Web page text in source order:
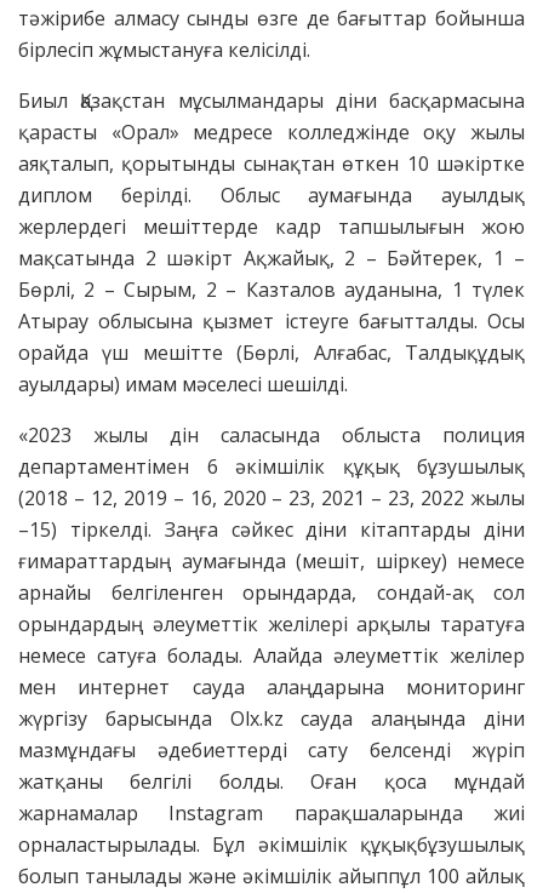
тәжірибе алмасу сынды өзге де бағыттар бойынша
бірлесіп жұмыстануға келісілді.
Биыл Қазақстан мұсылмандары діни басқармасына
қарасты «Орал» медресе колледжінде оқу жылы
аяқталып, қорытынды сынақтан өткен 10 шәкіртке
диплом берілді. Облыс аумағында ауылдық
жерлердегі мешіттерде кадр тапшылығын жою
мақсатында 2 шәкірт Ақжайық, 2 – Бәйтерек, 1 –
Бөрлі, 2 – Сырым, 2 – Казталов ауданына, 1 түлек
Атырау облысына қызмет істеуге бағытталды. Осы
орайда үш мешітте (Бөрлі, Алғабас, Талдықұдық
ауылдары) имам мәселесі шешілді.
«2023 жылы дін саласында облыста полиция
департаментімен 6 әкімшілік құқық бұзушылық
(2018 – 12, 2019 – 16, 2020 – 23, 2021 – 23, 2022 жылы
–15) тіркелді. Заңға сәйкес діни кітаптарды діни
ғимараттардың аумағында (мешіт, шіркеу) немесе
арнайы белгіленген орындарда, сондай-ақ сол
орындардың әлеуметтік желілері арқылы таратуға
немесе сатуға болады. Алайда әлеуметтік желілер
мен интернет сауда алаңдарына мониторинг
жүргізу барысында Оlx.kz сауда алаңында діни
мазмұндағы әдебиеттерді сату белсенді жүріп
жатқаны белгілі болды. Оған қоса мұндай
жарнамалар Instagram парақшаларында жиі
орналастырылады. Бұл әкімшілік құқықбұзушылық
болып танылады және әкімшілік айыппұл 100 айлық